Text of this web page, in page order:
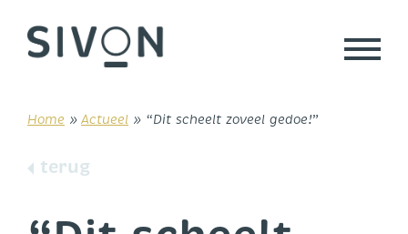
content
Home » Actueel » “Dit scheelt zoveel gedoe!”
terug